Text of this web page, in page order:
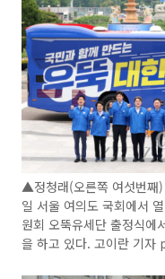
▲정청래(오른쪽 여섯번째
일 서울 여의도 국회에서
원회 오뚝유세단 출정식에
을 하고 있다. 고이란 기